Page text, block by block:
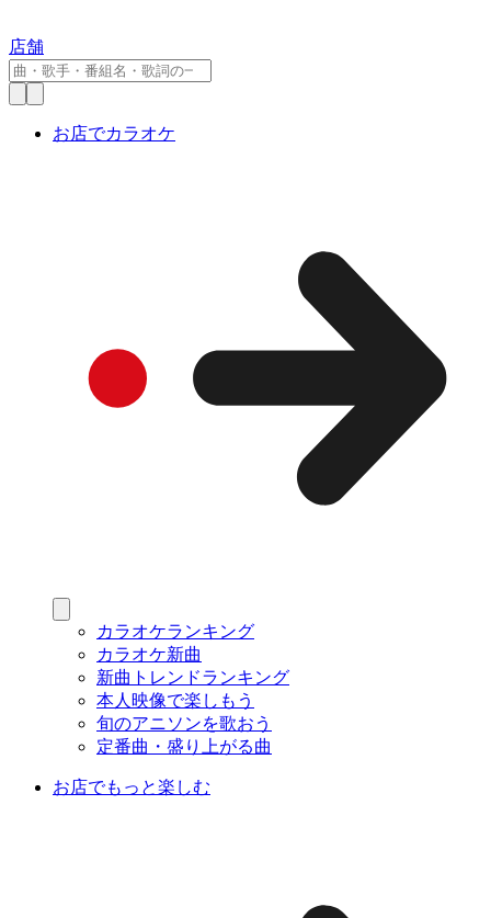
店舗
お店でカラオケ
カラオケランキング
カラオケ新曲
新曲トレンドランキング
本人映像で楽しもう
旬のアニソンを歌おう
定番曲・盛り上がる曲
お店でもっと楽しむ